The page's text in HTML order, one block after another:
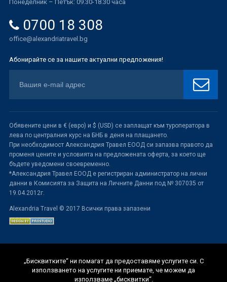
Понеделник – Петък: 09.30-18.30 часа
0700 18 308
office@alexandriatravel.bg
Абонирайте се за нашите актуални предложения!
Обявените цени в € (евро) и $ (USD) се заплащат към туроператора в
лева по централния курс на БНБ в деня на плащането.
При необходимост Александрия Травел ЕООД си запазва правото да
променя цените и условията на предложената оферта, за което ще
бъдете уведомени своевременно.
*Александрия Травел ЕООД е регистриран администратор на лични
данни в Комисията за Защита на Личните Данни под № 307035 от
19.04.2012г.
Alexandria Travel © 2017 Всички права запазени
„Бисквитките“ ни помагат да предоставяме услугите си. С
използването на услугите ни приемате, че можем да
използваме „бисквитки“.